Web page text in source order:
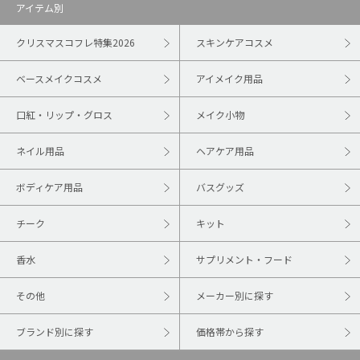
アイテム別
クリスマスコフレ特集2026 スキンケアコスメ
ベースメイクコスメ アイメイク用品
口紅・リップ・グロス メイク小物
ネイル用品 ヘアケア用品
ボディケア用品 バスグッズ
チーク キット
香水 サプリメント・フード
その他 メーカー別に探す
ブランド別に探す 価格帯から探す